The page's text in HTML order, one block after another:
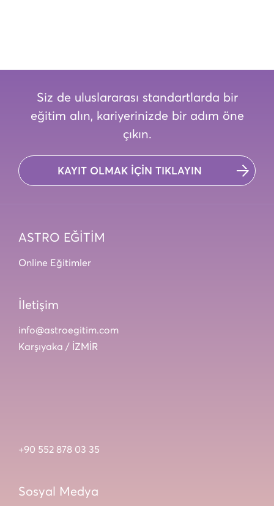
Siz de uluslararası standartlarda bir
eğitim alın, kariyerinizde bir adım öne
çıkın.
KAYIT OLMAK İÇİN TIKLAYIN
ASTRO EĞİTİM
Online Eğitimler
İletişim
info@astroegitim.com
Karşıyaka / İZMİR
+90 552 878 03 35
Sosyal Medya